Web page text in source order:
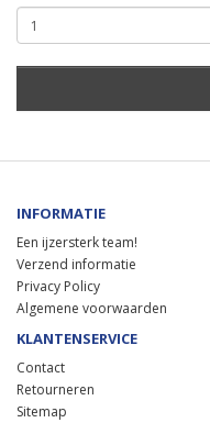
INFORMATIE
Een ijzersterk team!
Verzend informatie
Privacy Policy
Algemene voorwaarden
KLANTENSERVICE
Contact
Retourneren
Sitemap